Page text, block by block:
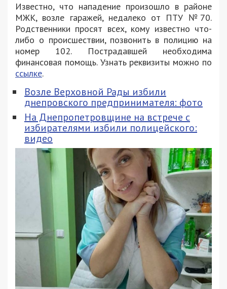
Известно, что нападение произошло в районе
МЖК, возле гаражей, недалеко от ПТУ №70.
Родственники просят всех, кому известно что-
либо о происшествии, позвонить в полицию на
номер 102. Пострадавшей необходима
финансовая помощь. Узнать реквизиты можно по
ссылке.
Возле Верховной Рады избили
днепровского предпринимателя: фото
На Днепропетровщине на встрече с
избирателями избили полицейского:
видео